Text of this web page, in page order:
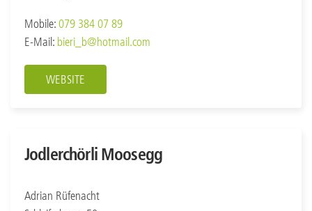
Mobile: 079 384 07 89
E-Mail: bieri_b@hotmail.com
WEBSITE
Jodlerchörli Moosegg
Adrian Rüfenacht